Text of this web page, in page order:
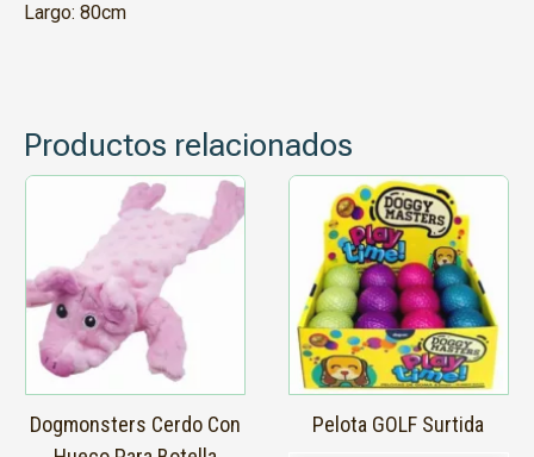
Largo: 80cm
Productos relacionados
Dogmonsters Cerdo Con
Pelota GOLF Surtida